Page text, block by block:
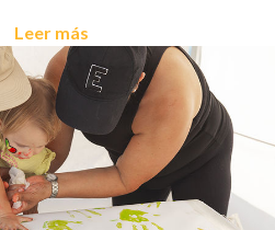
Leer más